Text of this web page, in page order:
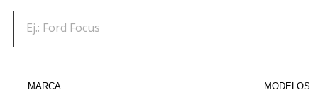
Ej.: Ford Focus